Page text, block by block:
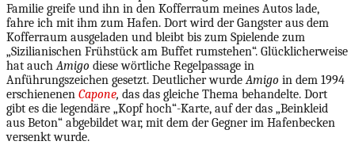
Familie greife und ihn in den Kofferraum meines Autos lade,
fahre ich mit ihm zum Hafen. Dort wird der Gangster aus dem
Kofferraum ausgeladen und bleibt bis zum Spielende zum
„Sizilianischen Frühstück am Buffet rumstehen“. Glücklicherweise
hat auchAmigo diese wörtliche Regelpassage in
Anführungszeichen gesetzt. Deutlicher wurdeAmigo in dem 1994
erschienenen Capone, das das gleiche Thema behandelte. Dort
gibt es die legendäre „Kopf hoch“-Karte, auf der das „Beinkleid
aus Beton“ abgebildet war, mit dem der Gegner im Hafenbecken
versenkt wurde.